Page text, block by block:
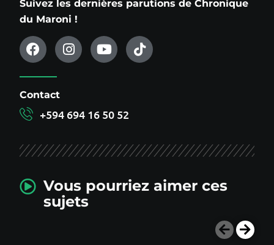
Suivez les dernières parutions de Chronique
du Maroni !
Contact
+594 694 16 50 52
Vous pourriez aimer ces
sujets